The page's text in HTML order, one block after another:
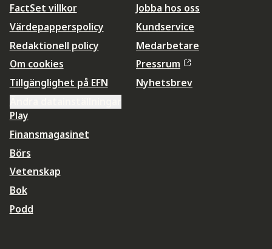
FactSet villkor
Värdepapperspolicy
Redaktionell policy
Om cookies
Tillgänglighet på EFN
Jobba hos oss
Kundservice
Medarbetare
Pressrum
Nyhetsbrev
Play
Finansmagasinet
Börs
Vetenskap
Bok
Podd